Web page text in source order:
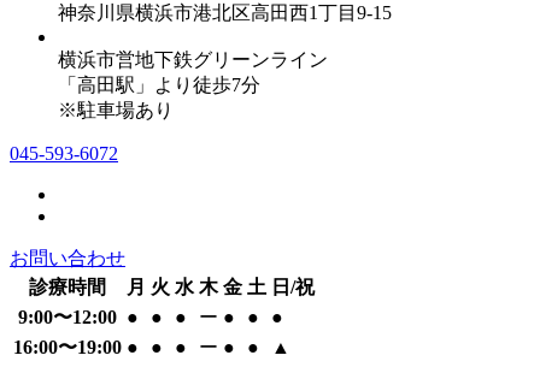
神奈川県横浜市港北区高田西1丁目9-15
横浜市営地下鉄グリーンライン
「高田駅」より徒歩7分
※駐車場あり
045-593-6072
お問い合わせ
診療時間
月 火 水 木 金 土 日/祝
9:00〜12:00 ● ● ● ー ● ●
●
16:00〜19:00 ● ● ● ー ● ● ▲